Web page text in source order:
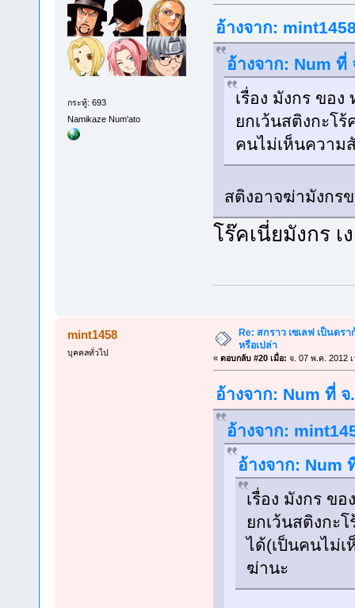
กระทู้: 693
Namikaze Num'ato
อ้างจาก:
อ้างจาก: Num ที่
เรื่อง มังกร ขอ
ยกเว้นสติงกะโ
คนไม่เห็นความ
สติงอาจฆ่ามังกร
โร๊คเนี่ยมังกร เ
mint1458
บุคคลทั่วไป
Re: สกราว เซเลฟ เป็นดร
หรือเปล่า
« ตอบกลับ #20 เมื่อ: จ. 07 พ.ค. 2012
อ้างจาก: Num ที่
อ้างจาก:
อ้างจาก: Num
เรื่อง มังกร ข
ยกเว้นสติงกะ
ได้(เป็นคนไม่
ฆ่านะ